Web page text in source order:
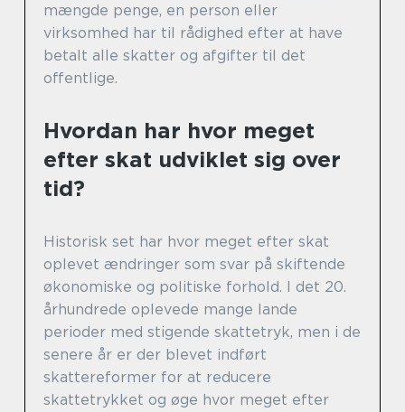
mængde penge, en person eller
virksomhed har til rådighed efter at have
betalt alle skatter og afgifter til det
offentlige.
Hvordan har hvor meget
efter skat udviklet sig over
tid?
Historisk set har hvor meget efter skat
oplevet ændringer som svar på skiftende
økonomiske og politiske forhold. I det 20.
århundrede oplevede mange lande
perioder med stigende skattetryk, men i de
senere år er der blevet indført
skattereformer for at reducere
skattetrykket og øge hvor meget efter